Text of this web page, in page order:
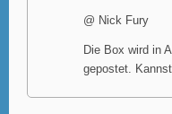
@ Nick Fury
Die Box wird in
gepostet.